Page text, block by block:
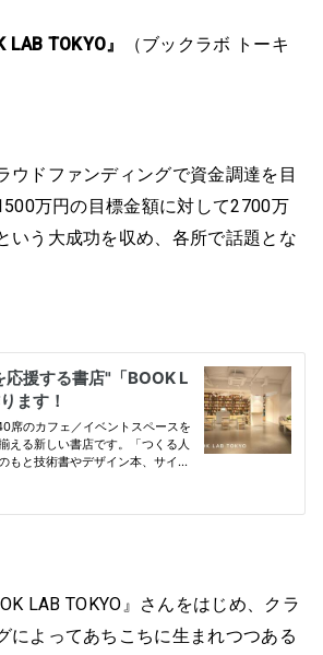
LAB TOKYO』
（ブックラボ トーキ
ウドファンディングで資金調達を目
万円の目標金額に対して2700万
いう大成功を収め、各所で話題とな
LAB TOKYO』さんをはじめ、クラ
によってあちこちに生まれつつある